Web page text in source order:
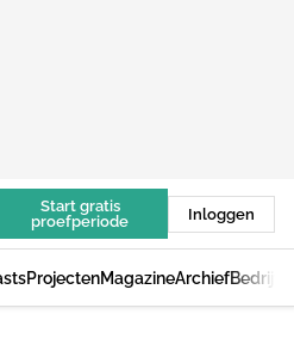
Start gratis
proefperiode
Inloggen
ProjectenMagazineArchief